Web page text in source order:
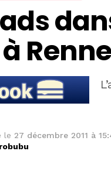
le 27 décembre 2011 à